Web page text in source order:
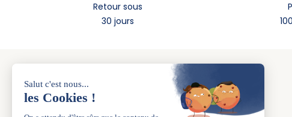
Retour sous
30 jours
A PROPOS